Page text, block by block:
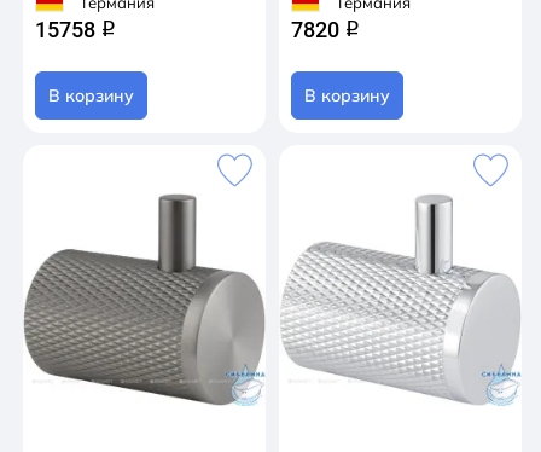
15758 q
В корзину
7820 q
В корзину